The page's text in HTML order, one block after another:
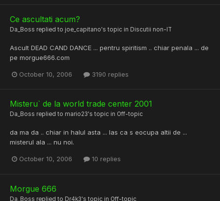
Ce ascultati acum?
Da_Boss replied to joe_capitano's topic in Discutii non-IT
Ascult DEAD CAND DANCE ... pentru spiritism .. chiar penala ... de
pe morgue666.com
October 10, 2006 3190 replies
Misteru` de la world trade center 2001
Da_Boss replied to mario23's topic in Off-topic
da ma da .. chiar in halul asta ... las ca s eocupa altii de ...
misterul ala ... nu noi.
October 10, 2006 10 replies
Morgue 666
Da_Boss replied to Dr4k3's topic in Off-topic